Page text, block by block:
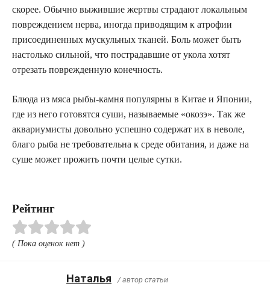
скорее. Обычно выжившие жертвы страдают локальным
повреждением нерва, иногда приводящим к атрофии
присоединенных мускульных тканей. Боль может быть
настолько сильной, что пострадавшие от укола хотят
отрезать поврежденную конечность.
Блюда из мяса рыбы-камня популярны в Китае и Японии,
где из него готовятся суши, называемые «окозэ». Так же
аквариумисты довольно успешно содержат их в неволе,
благо рыба не требовательна к среде обитания, и даже на
суше может прожить почти целые сутки.
Рейтинг
( Пока оценок нет )
Наталья / автор статьи